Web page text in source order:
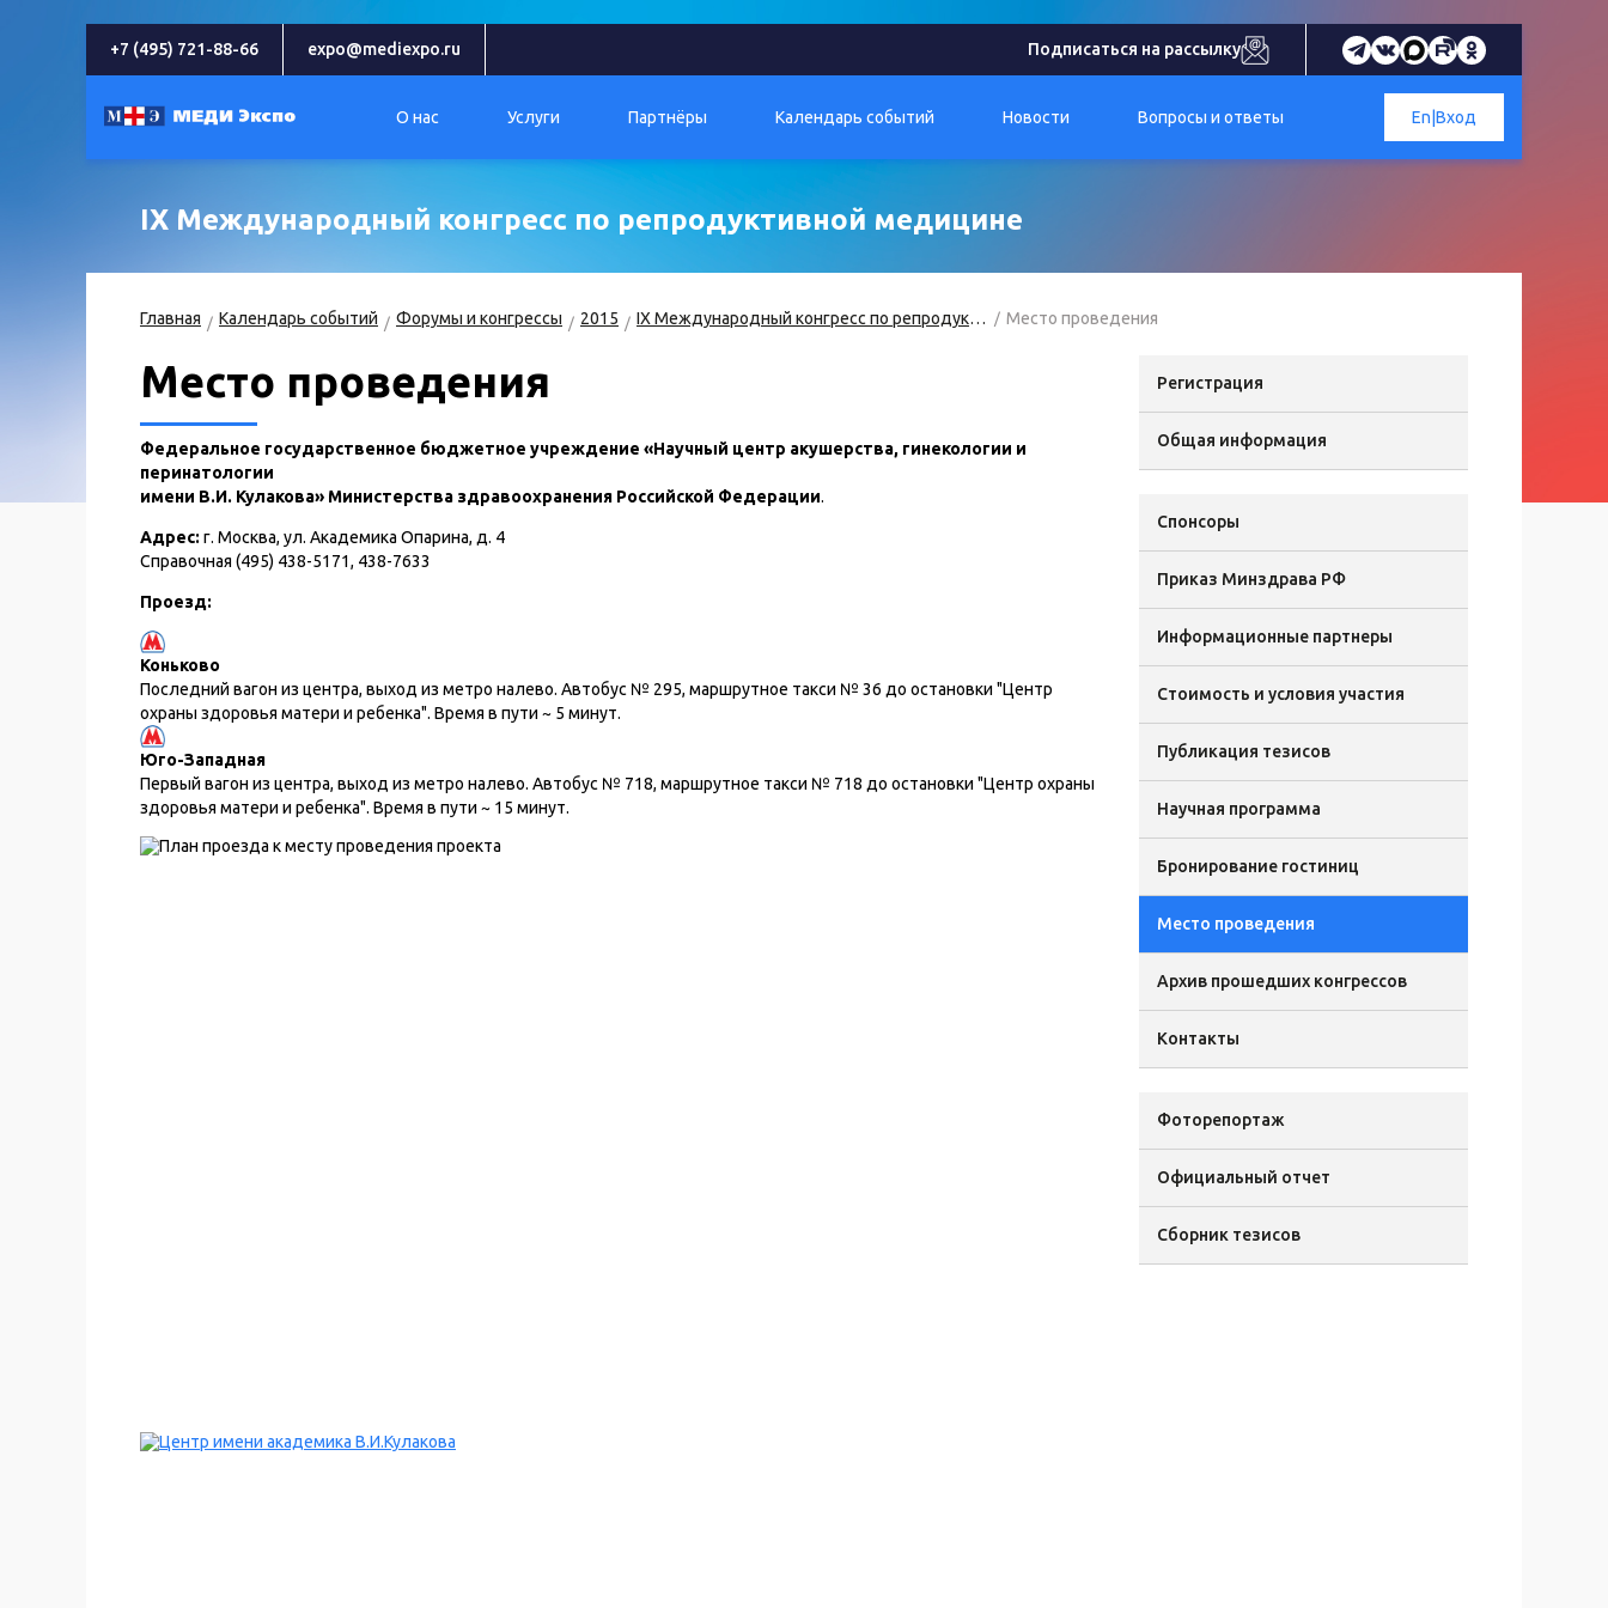
+7 (495) 721-88-66 expo@mediexpo.ru Подписаться на рассылку
О нас Услуги Партнёры Календарь событий Новости Вопросы и ответы Вход
En
IX Международный конгресс по репродуктивной медицине
Главная Календарь событий Форумы и конгрессы 2015 IX Международный конгресс по репродуктивной медицине Место проведения
Место проведения
Федеральное государственное бюджетное учреждение «Научный центр акушерства, гинекологии и
перинатологии
имени В.И. Кулакова» Министерства здравоохранения Российской Федерации.
Адрес: г. Москва, ул. Академика Опарина, д. 4
Справочная (495) 438-5171, 438-7633
Проезд:
Коньково
Последний вагон из центра, выход из метро налево. Автобус № 295, маршрутное такси № 36 до остановки "Центр
охраны здоровья матери и ребенка". Время в пути ~ 5 минут.
Юго-Западная
Первый вагон из центра, выход из метро налево. Автобус № 718, маршрутное такси № 718 до остановки "Центр охраны
здоровья матери и ребенка". Время в пути ~ 15 минут.
Регистрация
Общая информация
Спонсоры
Приказ Минздрава РФ
Информационные партнеры
Стоимость и условия участия
Публикация тезисов
Научная программа
Бронирование гостиниц
Место проведения
Архив прошедших конгрессов
Контакты
Фоторепортаж
Официальный отчет
Сборник тезисов